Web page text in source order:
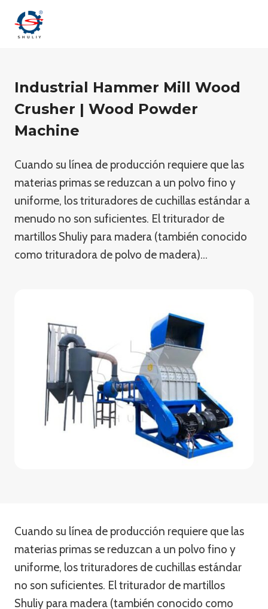
Industrial Hammer Mill Wood
Crusher | Wood Powder
Machine
Cuando su línea de producción requiere que las
materias primas se reduzcan a un polvo fino y
uniforme, los trituradores de cuchillas estándar a
menudo no son suficientes. El triturador de
martillos Shuliy para madera (también conocido
como trituradora de polvo de madera)...
Cuando su línea de producción requiere que las
materias primas se reduzcan a un polvo fino y
uniforme, los trituradores de cuchillas estándar
no son suficientes. El triturador de martillos
Shuliy para madera (también conocido como